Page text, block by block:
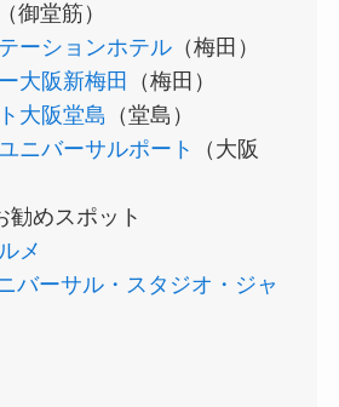
（御堂筋）
ーションホテル （梅田）
大阪新梅田
（梅田）
大阪堂島
（堂島）
ニバーサルポート
（大阪
勧めスポット
メ
バーサル・スタジオ・ジャ